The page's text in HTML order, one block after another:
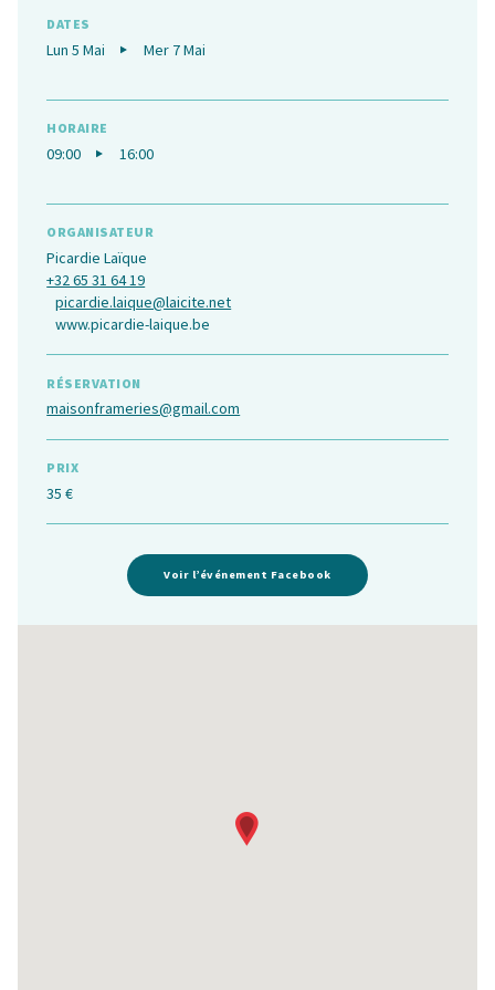
DATES
Lun 5 Mai Mer 7 Mai
HORAIRE
09:00 16:00
ORGANISATEUR
Picardie Laïque
+32 65 31 64 19
picardie.laique@laicite.net
www.picardie-laique.be
RÉSERVATION
maisonframeries@gmail.com
PRIX
35 €
Voir l’événement Facebook